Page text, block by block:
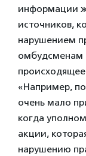
информации
источников,
нарушением
омбудсменам
«Например,
очень мало
когда
акции,
нарушению